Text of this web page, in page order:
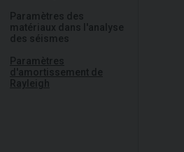
Paramètres des
matériaux dans l'analyse
des séismes
Paramètres
d'amortissement de
Rayleigh